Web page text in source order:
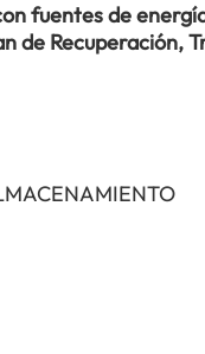
fuentes de
de Recuperación,